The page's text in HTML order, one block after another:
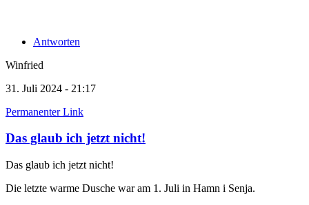
Antworten
Winfried
31. Juli 2024 - 21:17
Permanenter Link
Das glaub ich jetzt nicht!
Das glaub ich jetzt nicht!
Die letzte warme Dusche war am 1. Juli in Hamn i Senja.